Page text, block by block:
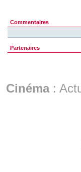
Commentaires
Partenaires
Cinéma: